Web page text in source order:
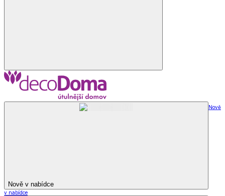
Nově v nabídce
Nově
v nabídce